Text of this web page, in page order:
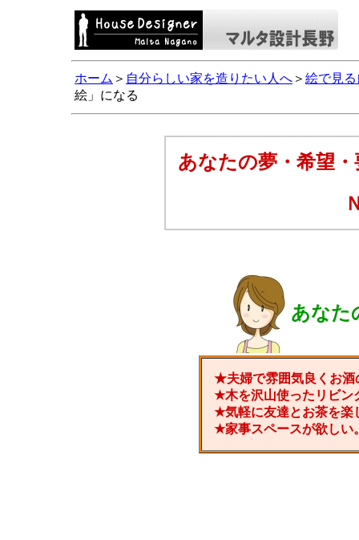
ホーム ＞ 自分らしい家を造りたい人へ ＞ 絵で見
絵」になる
あなたの夢・希望
あなた
★夫婦で雰囲気良くお酒
★木を沢山使ったリビン
★気軽に友達とお茶を楽
★家事スペースが欲しい